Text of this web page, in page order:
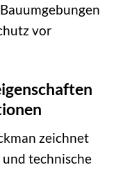
vor
zeichnet
technische